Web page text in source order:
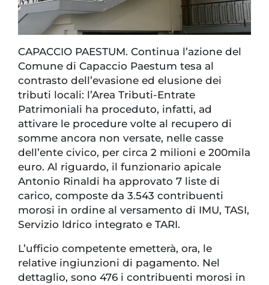
CAPACCIO PAESTUM. Continua l’azione del
Comune di Capaccio Paestum tesa al
contrasto dell’evasione ed elusione dei
tributi locali: l’Area Tributi-Entrate
Patrimoniali ha proceduto, infatti, ad
attivare le procedure volte al recupero di
somme ancora non versate, nelle casse
dell’ente civico, per circa 2 milioni e 200mila
euro. Al riguardo, il funzionario apicale
Antonio Rinaldi ha approvato 7 liste di
carico, composte da 3.543 contribuenti
morosi in ordine al versamento di IMU, TASI,
Servizio Idrico integrato e TARI.
L’ufficio competente emetterà, ora, le
relative ingiunzioni di pagamento. Nel
dettaglio, sono 476 i contribuenti morosi in